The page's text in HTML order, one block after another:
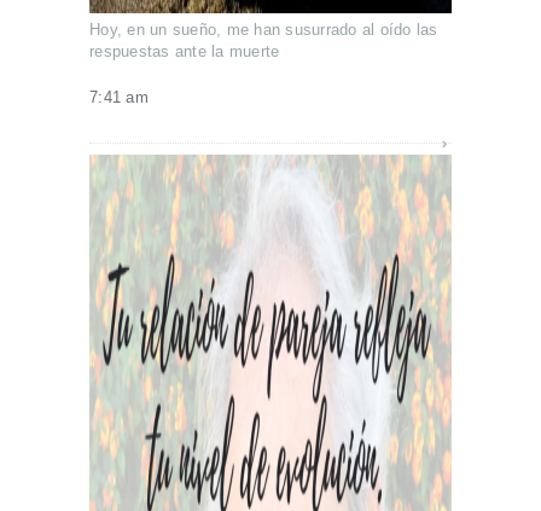
Hoy, en un sueño, me han susurrado al oído las
respuestas ante la muerte
7:41 am